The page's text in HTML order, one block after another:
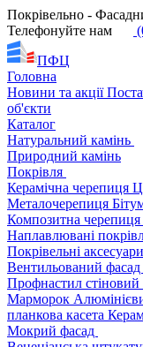
Покрівельно -
Телефонуйте нам
ПФЦ
Головна
Новини та акції
об'єкти
Каталог
Натуральний камінь
Природний камінь
Покрівля
Керамічна черепиця
Металочерепиця
Композитна черепиця
Наплавлювані
Покрівельні аксесуари
Вентильований фасад
Профнастил стіновий
Марморок
планкова касета
Мокрий фасад